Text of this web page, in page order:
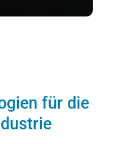
für die